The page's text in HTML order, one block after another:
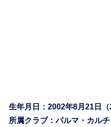
生年月日：2002年8月21日（
所属クラブ：パルマ・カルチ